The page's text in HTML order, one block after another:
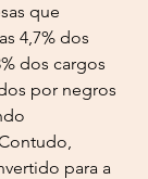
que
4,7% dos
dos cargos
por negros
para a